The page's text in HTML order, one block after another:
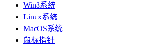
Win8系统
Linux系统
MacOS系统
鼠标指针